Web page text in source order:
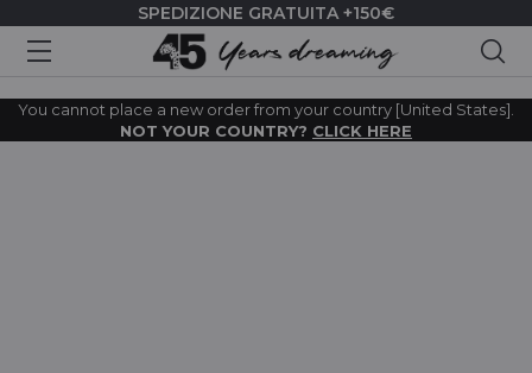
SPEDIZIONE GRATUITA +150€
You cannot place a new order from your country [United States].
NOT YOUR COUNTRY? CLICK HERE